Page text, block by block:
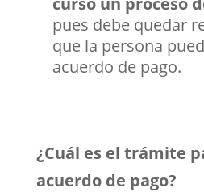
pues debe quedar
que la persona
acuerdo de pago.
¿Cuál es el trámite
acuerdo de pago?